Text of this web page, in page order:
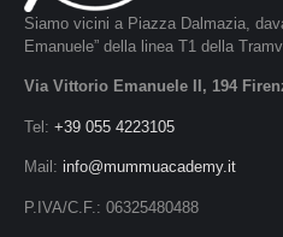
Siamo vicini a Piazza Dalmazia,
Emanuele” della linea T1 della
Via Vittorio Emanuele II, 194
Tel: +39 055 4223105
Mail: info@mummuacademy.it
P.IVA/C.F.: 06325480488